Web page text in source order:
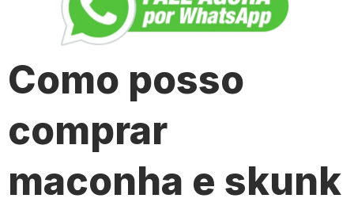
Como posso
comprar
maconha e skunk